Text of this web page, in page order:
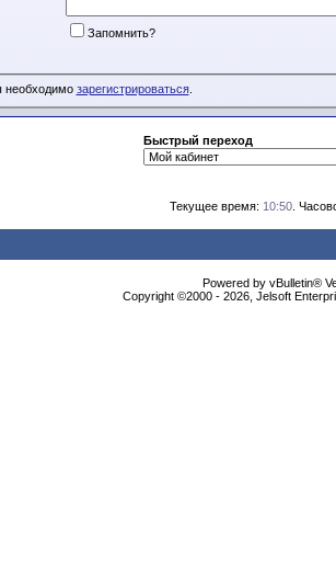
Запомнить?
необходимо зарегистрироваться.
Быстрый переход
Текущее время: 10:50 .
Powered by vBulletin®
Copyright ©2000 - 2026, Jelsoft